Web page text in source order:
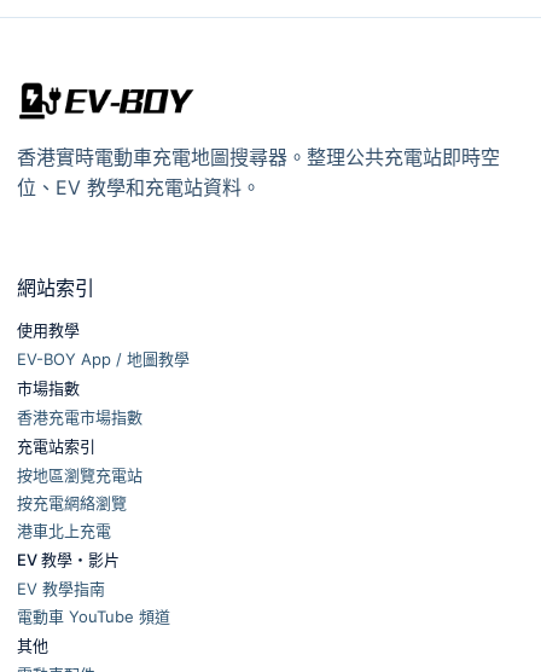
香港實時電動車充電地圖搜尋器。整理公共充電站即時空
位、EV 教學和充電站資料。
網站索引
使用教學
EV-BOY App / 地圖教學
市場指數
香港充電市場指數
充電站索引
按地區瀏覽充電站
按充電網絡瀏覽
港車北上充電
EV 教學・影片
EV 教學指南
電動車 YouTube 頻道
其他